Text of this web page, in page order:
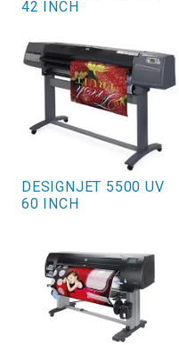
42 INCH
DESIGNJET 5500 UV
60 INCH